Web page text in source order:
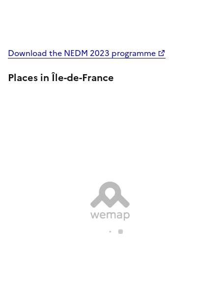
Download the NEDM 2023 programme
Places in Île-de-France